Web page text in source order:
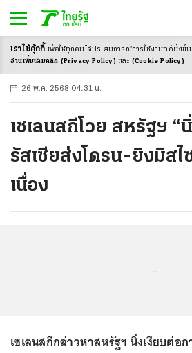
-ก ก ก+
26 พ.ค. 2568 04:31 น.
เซเลนสกีโวย สหรัฐฯ “
รัสเซียส่งโดรน-ยิงมิส
เนื่อง
เซเลนสกีกล่าวหาสหรัฐฯ นิ่งเงียบต่อ
เราใช้คุ้กกี้ เพื่อให้ทุกคนได้ประสบการณ์การใช้งานที่ดียิ่งขึ้น
อ่านเพิ่มเติมคลิก (Privacy Policy) และ (Cookie Policy)